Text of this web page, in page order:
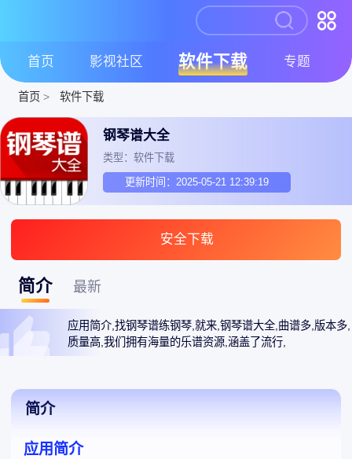
首页 影视社区 软件下载 专题
首页 > 软件下载
钢琴谱大全
类型：软件下载
更新时间：2025-05-21 12:39:19
安全下载
简介 最新
应用简介,找钢琴谱练钢琴,就来,钢琴谱大全,曲谱多,版本多,
质量高,我们拥有海量的乐谱资源,涵盖了流行,
简介
应用简介